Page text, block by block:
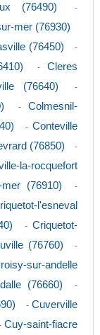
(76490) -
mer (76930)
(76450) -
-Cleres
(76640) -
-Colmesnil-
-Conteville
(76850) -
la-rocquefort
mer (76910) -
l'esneval
-Criquetot-
(76760) -
sur-andelle
(76660) -
-Cuverville
Cuy-saint-fiacre